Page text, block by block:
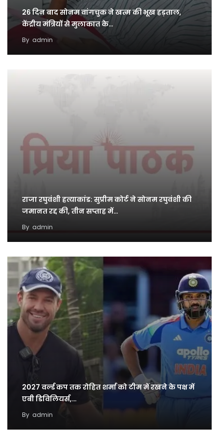
26 दिन बाद सोनम वांगचुक ने खत्म की भूख हड़ताल,
केंद्रीय मंत्रियों से मुलाकात के…
By admin
राजा रघुवंशी हत्याकांड: सुप्रीम कोर्ट ने सोनम रघुवंशी की
जमानत रद्द की, तीन सप्ताह में…
By admin
2027 वर्ल्ड कप तक रोहित शर्मा को टीम में रखने के पक्ष में
एबी डिविलियर्स,…
By admin